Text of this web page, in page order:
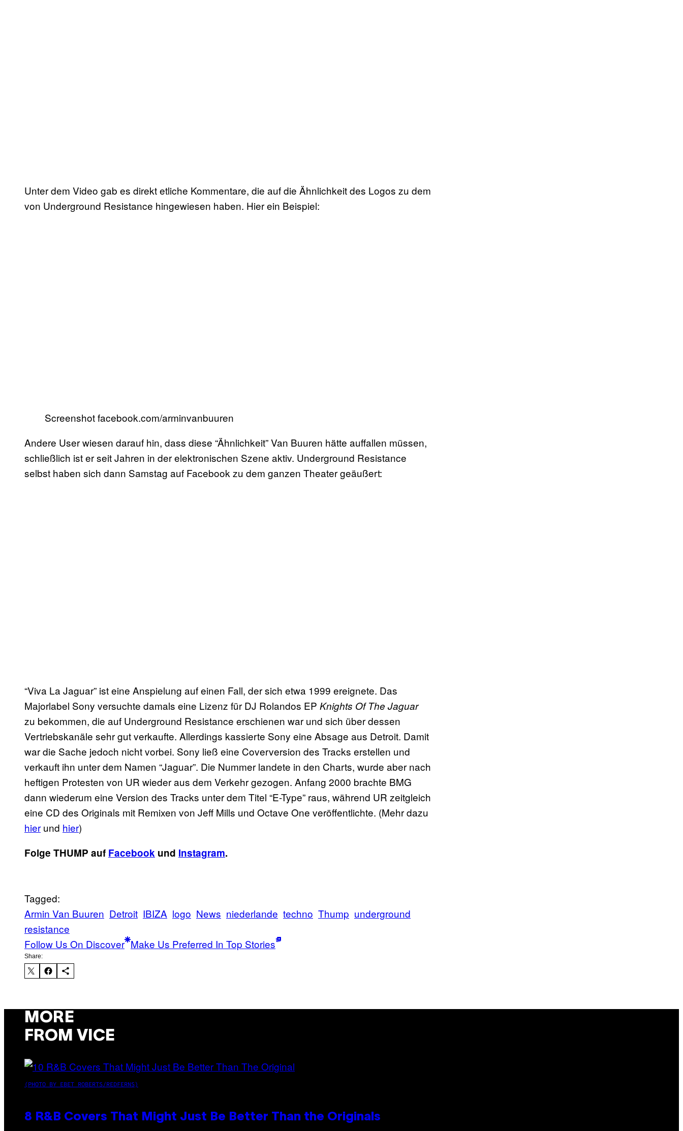
Unter dem Video gab es direkt etliche Kommentare, die auf die Ähnlichkeit des Logos zu dem
von Underground Resistance hingewiesen haben. Hier ein Beispiel:
Screenshot facebook.com/arminvanbuuren
Andere User wiesen darauf hin, dass diese “Ähnlichkeit” Van Buuren hätte auffallen müssen,
schließlich ist er seit Jahren in der elektronischen Szene aktiv. Underground Resistance
selbst haben sich dann Samstag auf Facebook zu dem ganzen Theater geäußert:
“Viva La Jaguar” ist eine Anspielung auf einen Fall, der sich etwa 1999 ereignete. Das
Majorlabel Sony versuchte damals eine Lizenz für DJ Rolandos EP Knights Of The Jaguar
zu bekommen, die auf Underground Resistance erschienen war und sich über dessen
Vertriebskanäle sehr gut verkaufte. Allerdings kassierte Sony eine Absage aus Detroit. Damit
war die Sache jedoch nicht vorbei. Sony ließ eine Coverversion des Tracks erstellen und
verkauft ihn unter dem Namen “Jaguar”. Die Nummer landete in den Charts, wurde aber nach
heftigen Protesten von UR wieder aus dem Verkehr gezogen. Anfang 2000 brachte BMG
dann wiederum eine Version des Tracks unter dem Titel “E-Type” raus, während UR zeitgleich
eine CD des Originals mit Remixen von Jeff Mills und Octave One veröffentlichte. (Mehr dazu
hier und hier)
Folge THUMP auf Facebook und Instagram.
Tagged:
Armin Van Buuren Detroit IBIZA logo News niederlande techno Thump underground
resistance
Follow Us On Discover Make Us Preferred In Top Stories
Share:
MORE
FROM VICE
(PHOTO BY EBET ROBERTS/REDFERNS)
8 R&B Covers That Might Just Be Better Than the Originals